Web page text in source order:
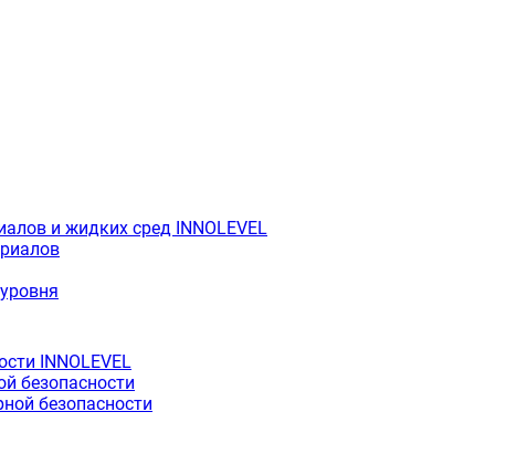
и жидких сред INNOLEVEL
INNOLEVEL
безопасности
безопасности